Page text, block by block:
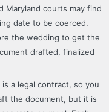
Maryland courts may find
date to be coerced.
the wedding to get the
drafted, finalized
a legal contract, so you
the document, but it is